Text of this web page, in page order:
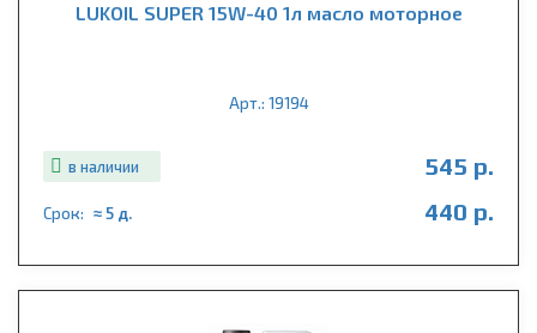
LUKOIL SUPER 15W-40 1л масло моторное
Арт.: 19194
в наличии 545 р.
Срок: ≈ 5 д. 440 р.